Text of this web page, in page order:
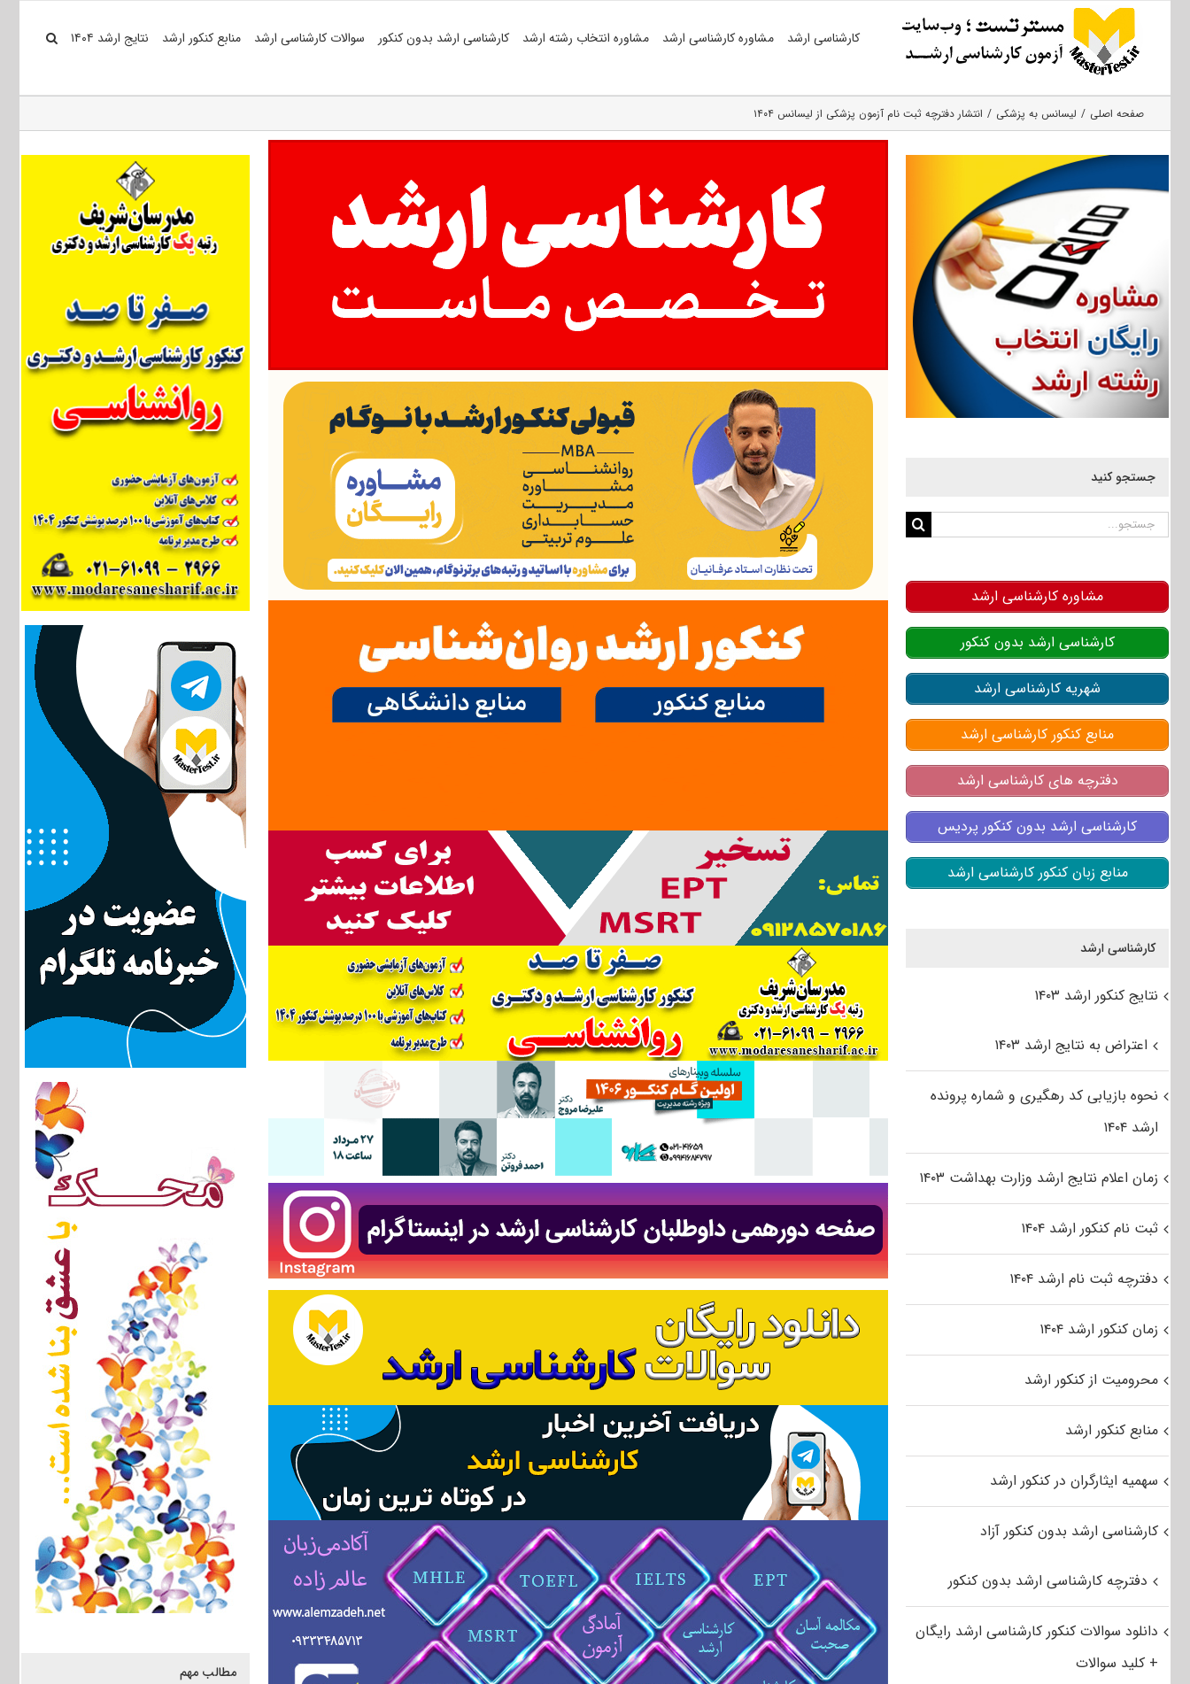
کارشناسی ارشد مشاوره کارشناسی ارشد مشاوره انتخاب رشته ارشد کارشناسی ارشد بدون کنکور سوالات کارشناسی ارشد منابع کنکور ارشد نتایج ارشد ۱۴۰۴
صفحه اصلی لیسانس به پزشکی انتشار دفترچه ثبت نام آزمون پزشکی از لیسانس ۱۴۰۴
مطالب مهم
جستجو کنید
جستجو
مشاوره کارشناسی ارشد
کارشناسی ارشد بدون کنکور
شهریه کارشناسی ارشد
منابع کنکور کارشناسی ارشد
دفترچه های کارشناسی ارشد
کارشناسی ارشد بدون کنکور پردیس
منابع زبان کنکور کارشناسی ارشد
کارشناسی ارشد
نتایج کنکور ارشد ۱۴۰۳
اعتراض به نتایج ارشد ۱۴۰۳
نحوه بازیابی کد رهگیری و شماره پرونده
ارشد ۱۴۰۴
زمان اعلام نتایج ارشد وزارت بهداشت ۱۴۰۳
ثبت نام کنکور ارشد ۱۴۰۴
دفترچه ثبت نام ارشد ۱۴۰۴
زمان کنکور ارشد ۱۴۰۴
محرومیت از کنکور ارشد
منابع کنکور ارشد
سهمیه ایثارگران در کنکور ارشد
کارشناسی ارشد بدون کنکور آزاد
دفترچه کارشناسی ارشد بدون کنکور
دانلود سوالات کنکور کارشناسی ارشد رایگان
+ کلید سوالات